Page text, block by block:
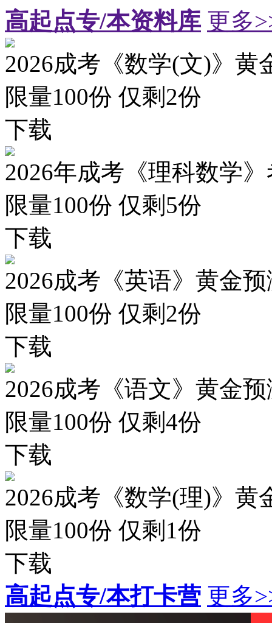
高起点专/本资料库 更多
2026成考《数学(文)》黄
限量100份 仅剩 2份
下载
2026年成考《理科数学
限量100份 仅剩 5份
下载
2026成考《英语》黄金
限量100份 仅剩 2份
下载
2026成考《语文》黄金
限量100份 仅剩4份
下载
2026成考《数学(理)》黄
限量100份 仅剩 1份
下载
高起点专/本打卡营 更多